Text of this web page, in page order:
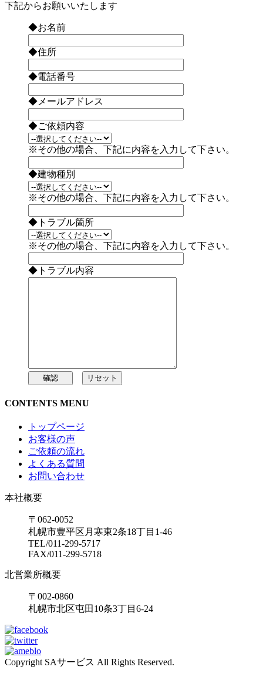
下記からお願いいたします
◆お名前
◆住所
◆電話番号
◆メールアドレス
◆ご依頼内容
※その他の場合、下記に内容を入力して下さい。
◆建物種別
※その他の場合、下記に内容を入力して下さい。
◆トラブル箇所
※その他の場合、下記に内容を入力して下さい。
◆トラブル内容
CONTENTS MENU
トップページ
お客様の声
ご依頼の流れ
よくある質問
お問い合わせ
本社概要
〒062-0052
札幌市豊平区月寒東2条18丁目1-46
TEL/011-299-5717
FAX/011-299-5718
北営業所概要
〒002-0860
札幌市北区屯田10条3丁目6-24
Copyright SAサービス All Rights Reserved.